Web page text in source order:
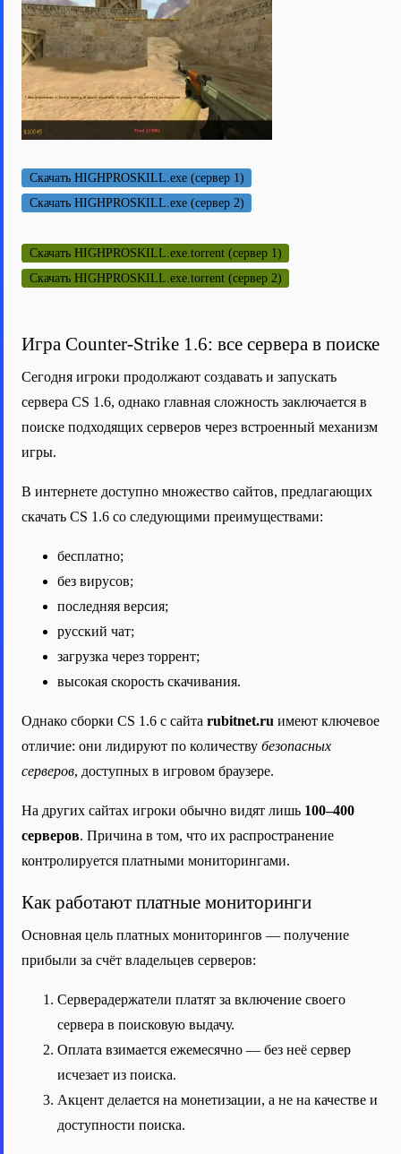
Скачать HIGHPROSKILL.exe (сервер 1)
Скачать HIGHPROSKILL.exe (сервер 2)
Скачать HIGHPROSKILL.exe.torrent (сервер 1)
Скачать HIGHPROSKILL.exe.torrent (сервер 2)
Игра Counter-Strike 1.6: все сервера в поиске
Сегодня игроки продолжают создавать и запускать
сервера CS 1.6, однако главная сложность заключается в
поиске подходящих серверов через встроенный механизм
игры.
В интернете доступно множество сайтов, предлагающих
скачать CS 1.6 со следующими преимуществами:
бесплатно;
без вирусов;
последняя версия;
русский чат;
загрузка через торрент;
высокая скорость скачивания.
Однако сборки CS 1.6 с сайта rubitnet.ru имеют ключевое
отличие: они лидируют по количеству безопасных
серверов, доступных в игровом браузере.
На других сайтах игроки обычно видят лишь 100–400
серверов. Причина в том, что их распространение
контролируется платными мониторингами.
Как работают платные мониторинги
Основная цель платных мониторингов — получение
прибыли за счёт владельцев серверов:
Серверадержатели платят за включение своего
сервера в поисковую выдачу.
Оплата взимается ежемесячно — без неё сервер
исчезает из поиска.
Акцент делается на монетизации, а не на качестве и
доступности поиска.